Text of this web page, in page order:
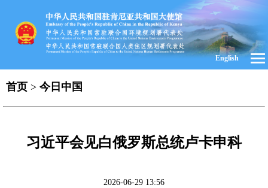
English
首页 > 今日中国
习近平会见白俄罗斯总统卢卡申科
2026-06-29 13:56